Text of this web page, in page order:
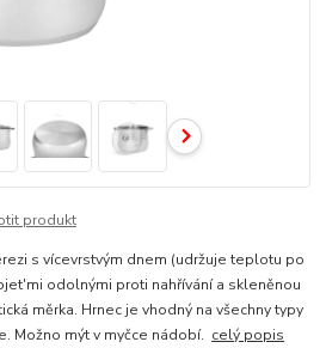
produkt
s vícevrstvým dnem (udržuje teplotu po
odolnými proti nahřívání a skleněnou
měrka. Hrnec je vhodný na všechny typy
Možno mýt v myčce nádobí. celý popis